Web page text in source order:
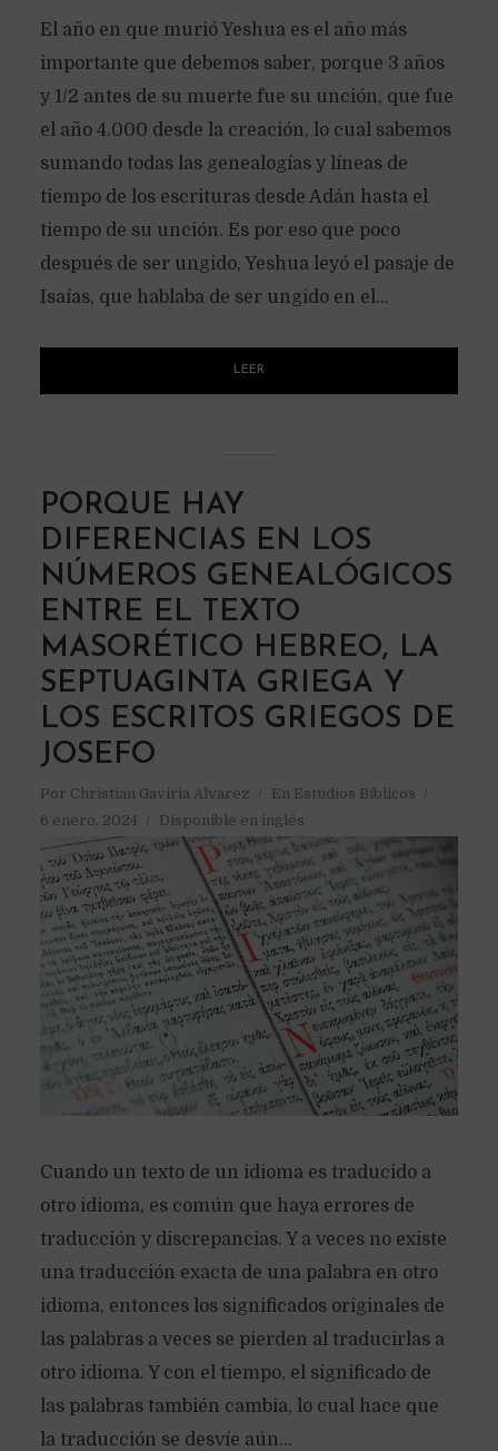
El año en que murió Yeshua es el año más
importante que debemos saber, porque 3 años
y 1/2 antes de su muerte fue su unción, que fue
el año 4.000 desde la creación, lo cual sabemos
sumando todas las genealogías y líneas de
tiempo de los escrituras desde Adán hasta el
tiempo de su unción. Es por eso que poco
después de ser ungido, Yeshua leyó el pasaje de
Isaías, que hablaba de ser ungido en el...
LEER
PORQUE HAY
DIFERENCIAS EN LOS
NÚMEROS GENEALÓGICOS
ENTRE EL TEXTO
MASORÉTICO HEBREO, LA
SEPTUAGINTA GRIEGA Y
LOS ESCRITOS GRIEGOS DE
JOSEFO
Por Christian Gaviria Alvarez En Estudios Bíblicos
6 enero, 2024
Disponible en inglés
Cuando un texto de un idioma es traducido a
otro idioma, es común que haya errores de
traducción y discrepancias. Y a veces no existe
una traducción exacta de una palabra en otro
idioma, entonces los significados originales de
las palabras a veces se pierden al traducirlas a
otro idioma. Y con el tiempo, el significado de
las palabras también cambia, lo cual hace que
la traducción se desvíe aún...